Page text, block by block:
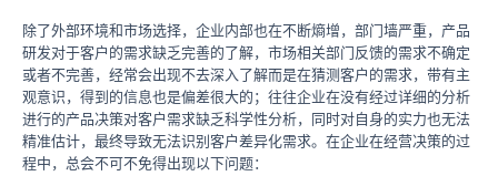
除了外部环境和市场选择，企业内部也在不断熵增，部门墙严重，产品
研发对于客户的需求缺乏完善的了解，市场相关部门反馈的需求不确定
或者不完善，经常会出现不去深入了解而是在猜测客户的需求，带有主
观意识，得到的信息也是偏差很大的；往往企业在没有经过详细的分析
进行的产品决策对客户需求缺乏科学性分析，同时对自身的实力也无法
精准估计，最终导致无法识别客户差异化需求。在企业在经营决策的过
程中，总会不可不免得出现以下问题：